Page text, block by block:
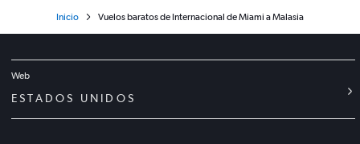
Inicio Vuelos baratos de Internacional de Miami a Malasia
Web
ESTADOS UNIDOS